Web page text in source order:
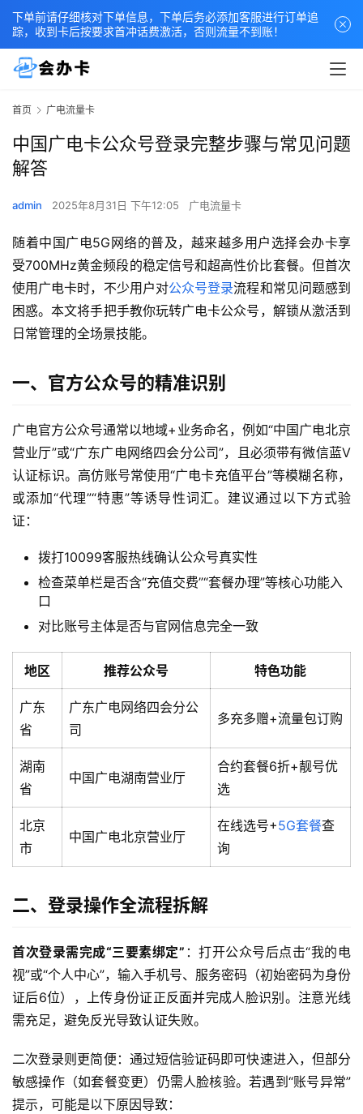
首页 广电流量卡
中国广电卡公众号登录完整步骤与常见问题
解答
admin 2025年8月31日 下午12:05 广电流量卡
随着中国广电5G网络的普及，越来越多用户选择会办卡享
受700MHz黄金频段的稳定信号和超高性价比套餐。但首次
使用广电卡时，不少用户对公众号登录流程和常见问题感到
困惑。本文将手把手教你玩转广电卡公众号，解锁从激活到
日常管理的全场景技能。
一、官方公众号的精准识别
广电官方公众号通常以地域+业务命名，例如“中国广电北京
营业厅”或“广东广电网络四会分公司”，且必须带有微信蓝V
认证标识。高仿账号常使用“广电卡充值平台”等模糊名称，
或添加“代理”“特惠”等诱导性词汇。建议通过以下方式验
证：
拨打10099客服热线确认公众号真实性
检查菜单栏是否含“充值交费”“套餐办理”等核心功能入
口
对比账号主体是否与官网信息完全一致
地区 推荐公众号 特色功能
广东
省
广东广电网络四会分公
司
多充多赠+流量包订购
湖南
省
中国广电湖南营业厅
合约套餐6折+靓号优
选
北京
市
中国广电北京营业厅
在线选号+5G套餐查
询
二、登录操作全流程拆解
首次登录需完成“三要素绑定” ：打开公众号后点击“我的电
视”或“个人中心”，输入手机号、服务密码（初始密码为身份
证后6位），上传身份证正反面并完成人脸识别。注意光线
需充足，避免反光导致认证失败。
二次登录则更简便：通过短信验证码即可快速进入，但部分
敏感操作（如套餐变更）仍需人脸核验。若遇到“账号异常”
提示，可能是以下原因导致：
下单前请仔细核对下单信息，下单后务必添加客服进行订单追
踪，收到卡后按要求首冲话费激活，否则流量不到账！